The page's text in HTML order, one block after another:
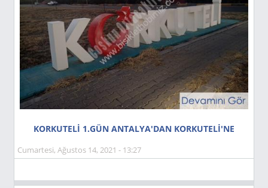
KORKUTELİ 1.GÜN ANTALYA'DAN KORKUTELİ'NE
Cumartesi, Ağustos 14, 2021 - 13:27